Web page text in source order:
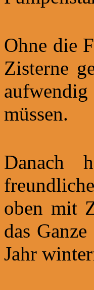
Ohne die
Zisterne
müssen.
Danach
oben mit
das
Jahr